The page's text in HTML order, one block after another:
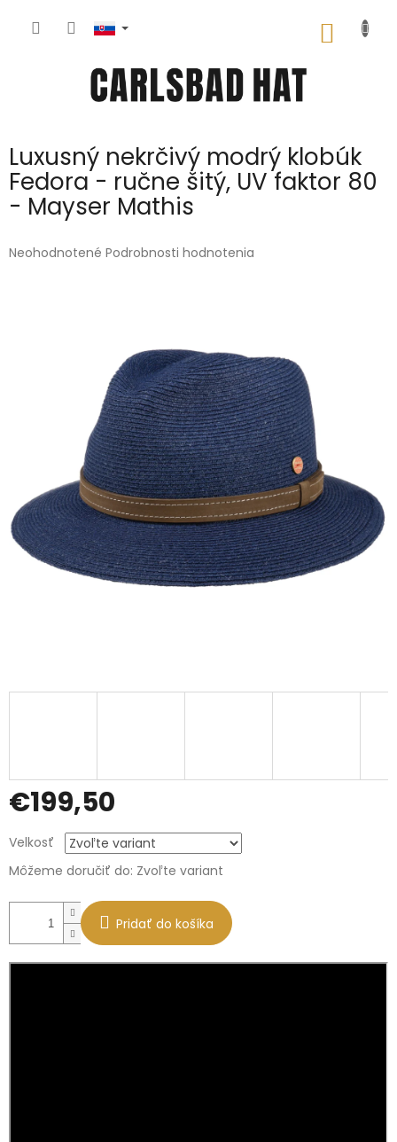
Luxusný nekrčivý modrý klobúk
Fedora - ručne šitý, UV faktor 80
- Mayser Mathis
Priemerné
Neohodnotené Podrobnosti hodnotenia
€199,50
Jednotková
cena:
Velkosť
Môžeme doručiť do: Zvoľte variant
Pridať do košíka